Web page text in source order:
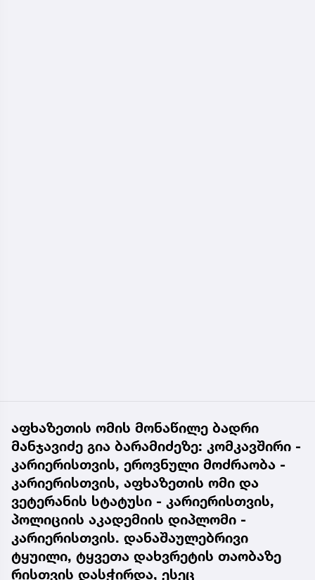
აფხაზეთის ომის მონაწილე ბადრი
მანჯავიძე გია ბარამიძეზე: კომკავშირი -
კარიერისთვის, ეროვნული მოძრაობა -
კარიერისთვის, აფხაზეთის ომი და
ვეტერანის სტატუსი - კარიერისთვის,
პოლიციის აკადემიის დიპლომი -
კარიერისთვის. დანაშაულებრივი
ტყუილი, ტყვეთა დახვრეტის თაობაზე
რისთვის დასჭირდა, ესეც